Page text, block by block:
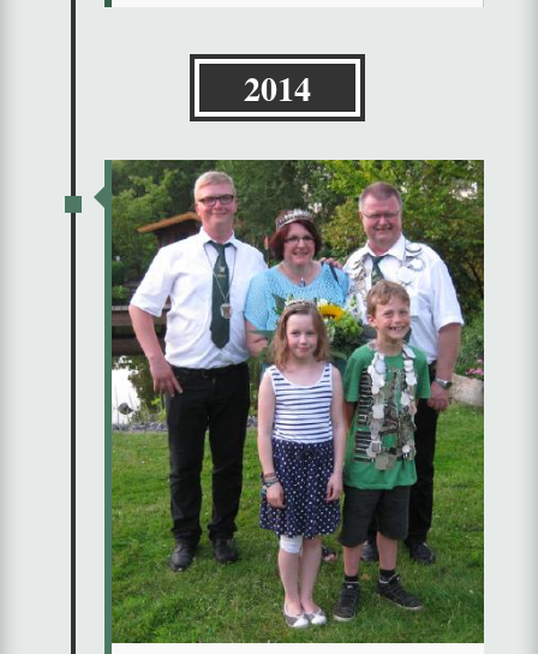
2014